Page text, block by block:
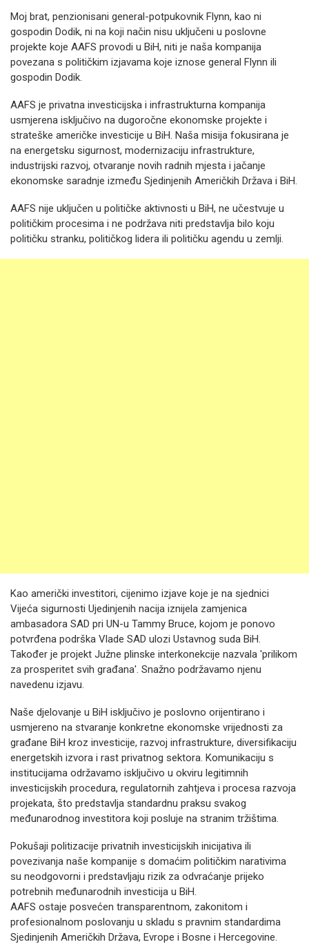
Moj brat, penzionisani general-potpukovnik Flynn, kao ni
gospodin Dodik, ni na koji način nisu uključeni u poslovne
projekte koje AAFS provodi u BiH, niti je naša kompanija
povezana s političkim izjavama koje iznose general Flynn ili
gospodin Dodik.
AAFS je privatna investicijska i infrastrukturna kompanija
usmjerena isključivo na dugoročne ekonomske projekte i
strateške američke investicije u BiH. Naša misija fokusirana je
na energetsku sigurnost, modernizaciju infrastrukture,
industrijski razvoj, otvaranje novih radnih mjesta i jačanje
ekonomske saradnje između Sjedinjenih Američkih Država i BiH.
AAFS nije uključen u političke aktivnosti u BiH, ne učestvuje u
političkim procesima i ne podržava niti predstavlja bilo koju
političku stranku, političkog lidera ili političku agendu u zemlji.
Kao američki investitori, cijenimo izjave koje je na sjednici
Vijeća sigurnosti Ujedinjenih nacija iznijela zamjenica
ambasadora SAD pri UN-u Tammy Bruce, kojom je ponovo
potvrđena podrška Vlade SAD ulozi Ustavnog suda BiH.
Također je projekt Južne plinske interkonekcije nazvala 'prilikom
za prosperitet svih građana'. Snažno podržavamo njenu
navedenu izjavu.
Naše djelovanje u BiH isključivo je poslovno orijentirano i
usmjereno na stvaranje konkretne ekonomske vrijednosti za
građane BiH kroz investicije, razvoj infrastrukture, diversifikaciju
energetskih izvora i rast privatnog sektora. Komunikaciju s
institucijama održavamo isključivo u okviru legitimnih
investicijskih procedura, regulatornih zahtjeva i procesa razvoja
projekata, što predstavlja standardnu praksu svakog
međunarodnog investitora koji posluje na stranim tržištima.
Pokušaji politizacije privatnih investicijskih inicijativa ili
povezivanja naše kompanije s domaćim političkim narativima
su neodgovorni i predstavljaju rizik za odvraćanje prijeko
potrebnih međunarodnih investicija u BiH.
AAFS ostaje posvećen transparentnom, zakonitom i
profesionalnom poslovanju u skladu s pravnim standardima
Sjedinjenih Američkih Država, Evrope i Bosne i Hercegovine.